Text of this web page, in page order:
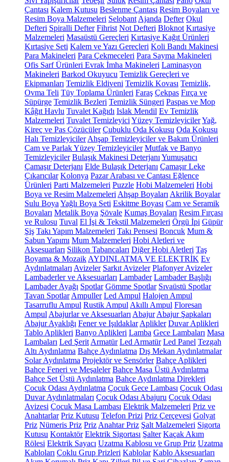
Çantası Kalem Kutusu Beslenme Çantası Resim Boyaları ve
Resim Boya Malzemeleri Selobant Ajanda Defter Okul
Defteri Spiralli Defter Fihrist Not Defteri Bloknot Kırtasiye
Malzemeleri Masaüstü Gereçleri Kırtasiye Kağıt Ürünleri
Kırtasiye Seti Kalem ve Yazı Gereçleri Koli Bandı Makinesi
Para Makineleri Para Çekmeceleri Para Sayma Makineleri
Ofis Sarf Ürünleri Evrak İmha Makineleri Laminasyon
Makineleri Barkod Okuyucu Temizlik Gereçleri ve
Ekipmanları Temizlik Eldiveni Temizlik Kovası Temizlik,
Ovma Teli Tüy Toplama Ürünleri Faraş Çekpas Fırça ve
Süpürge Temizlik Bezleri Temizlik Süngeri Paspas ve Mop
Kâğıt Havlu Tuvalet Kağıdı Islak Mendil Ev Temizlik
Malzemeleri Tuvalet Temizleyici Yüzey TemizleyicilerYağ,
Kireç ve Pas Çözücüler Çubuklu Oda Kokusu Oda Kokusu
Halı Temizleyiciler Ahşap Temizleyiciler ve Bakım Ürünleri
Cam ve Parlak Yüzey Temizleyiciler Mutfak ve Banyo
Temizleyiciler Bulaşık Makinesi Deterjanı Yumuşatıcı
Çamaşır Deterjanı Elde Bulaşık Deterjanı Çamaşır Leke
Çıkarıcılar Kolonya Pazar Arabası ve Çantası Eğlence
Ürünleri Parti Malzemeleri Puzzle Hobi Malzemeleri Hobi
Boya ve Resim Malzemeleri Ahşap Boyaları Akrilik Boyalar
Sulu Boya Yağlı Boya Seti Eskitme Boyası Cam ve Seramik
Boyaları Metalik Boya Şövale Kumaş Boyaları Resim Fırçası
ve Rulosu Tuval El İşi & Tekstil Malzemeleri Örgü İpi Güpür
Şiş Takı Yapım Malzemeleri Takı Pensesi Boncuk Mum &
Sabun Yapımı Mum Malzemeleri Hobi Aletleri ve
Aksesuarları Silikon Tabancaları Diğer Hobi Aletleri Taş
Boyama & Mozaik AYDINLATMA VE ELEKTRİK Ev
Aydınlatmaları Avizeler Sarkıt Avizeler Plafonyer Avizeler
Lambaderler ve Aksesuarları Lambader Lambader Başlığı
Lambader Ayağı Spotlar Gömme Spotlar Sıvaüstü Spotlar
Tavan Spotlar Ampuller Led Ampul Halojen Ampul
Tasarruflu Ampul Rustik Ampul Akıllı Ampul Floresan
Ampul Abajurlar ve Aksesuarları Abajur Abajur Şapkaları
Abajur Ayaklığı Fener ve Işıldaklar Aplikler Duvar Aplikleri
Tablo Aplikleri Banyo Aplikleri Lamba Gece Lambaları Masa
Lambaları Led Şerit Armatür Led Armatür Led Panel Tezgah
Altı Aydınlatma Bahçe Aydınlatma Dış Mekan Aydınlatmalar
Solar Aydınlatma Projektör ve Sensörler Bahçe Aplikleri
Bahçe Feneri ve Meşaleler Bahçe Masa Üstü Aydınlatma
Bahçe Set Üstü Aydınlatma Bahçe Aydınlatma Direkleri
Çocuk Odası Aydınlatma Çocuk Gece Lambası Çocuk Odası
Duvar Aydınlatmaları Çocuk Odası Abajuru Çocuk Odası
Avizesi Çocuk Masa Lambası Elektrik Malzemeleri Priz ve
Anahtarlar Priz Kutusu Telefon Prizi Priz Çerçevesi Golyat
Priz Nümeris Priz Priz Anahtar Priz Şalt Malzemeleri Sigorta
Kutusu Kontaktör Elektrik Sigortası Şalter Kaçak Akım
Rölesi Elektrik Sayacı Uzatma Kablosu ve Grup Priz Uzatma
Kabloları Çoklu Grup Prizleri Kablolar Kablo Aksesuarları